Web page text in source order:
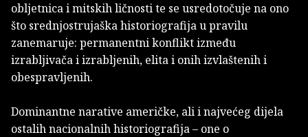
obljetnica i mitskih ličnosti te se usredotočuje na ono
što srednjostrujaška historiografija u pravilu
zanemaruje: permanentni konflikt između
izrabljivača i izrabljenih, elita i onih izvlaštenih i
obespravljenih.
Dominantne narative američke, ali i najvećeg dijela
ostalih nacionalnih historiografija – one o